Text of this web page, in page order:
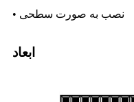
• نصب به صورت سطحی
ابعاد